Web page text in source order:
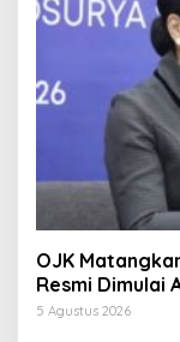
OJK
Resmi Dimulai
5 Agustus 2026